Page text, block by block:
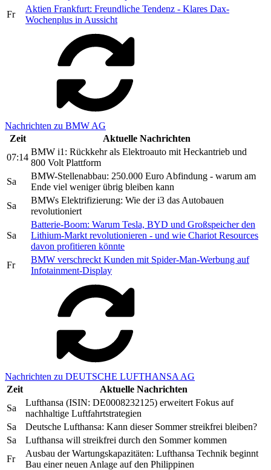
Fr
Aktien Frankfurt: Freundliche Tendenz - Klares Dax-
Wochenplus in Aussicht
Nachrichten zu BMW AG
Zeit
Aktuelle Nachrichten
07:14
BMW i1: Rückkehr als Elektroauto mit Heckantrieb und
800 Volt Plattform
Sa
BMW-Stellenabbau: 250.000 Euro Abfindung - warum am
Ende viel weniger übrig bleiben kann
Sa
BMWs Elektrifizierung: Wie der i3 das Autobauen
revolutioniert
Sa
Batterie-Boom: Warum Tesla, BYD und Großspeicher den
Lithium-Markt revolutionieren - und wie Chariot Resources
davon profitieren könnte
Fr
BMW verschreckt Kunden mit Spider-Man-Werbung auf
Infotainment-Display
Nachrichten zu DEUTSCHE LUFTHANSA AG
Zeit
Aktuelle Nachrichten
Sa
Lufthansa (ISIN: DE0008232125) erweitert Fokus auf
nachhaltige Luftfahrtstrategien
Sa
Deutsche Lufthansa: Kann dieser Sommer streikfrei bleiben?
Sa
Lufthansa will streikfrei durch den Sommer kommen
Fr
Ausbau der Wartungskapazitäten: Lufthansa Technik beginnt
Bau einer neuen Anlage auf den Philippinen